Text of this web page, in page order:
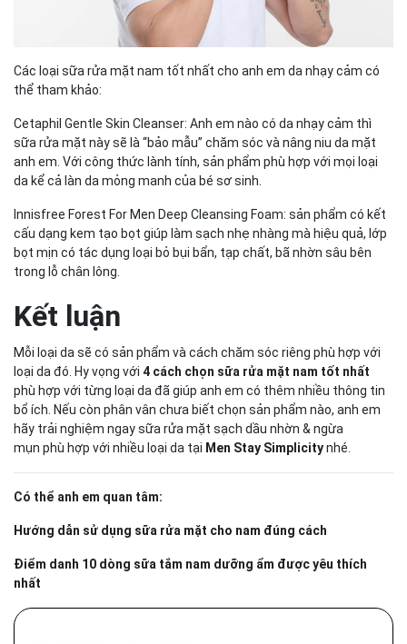
Các loại sữa rửa mặt nam tốt nhất cho anh em da nhạy cảm có
thể tham khảo:
Cetaphil Gentle Skin Cleanser: Anh em nào có da nhạy cảm thì
sữa rửa mặt này sẽ là “bảo mẫu” chăm sóc và nâng niu da mặt
anh em. Với công thức lành tính, sản phẩm phù hợp với mọi loại
da kể cả làn da mỏng manh của bé sơ sinh.
Innisfree Forest For Men Deep Cleansing Foam: sản phẩm có kết
cấu dạng kem tạo bọt giúp làm sạch nhẹ nhàng mà hiệu quả, lớp
bọt mịn có tác dụng loại bỏ bụi bẩn, tạp chất, bã nhờn sâu bên
trong lỗ chân lông.
Kết luận
Mỗi loại da sẽ có sản phẩm và cách chăm sóc riêng phù hợp với
loại da đó. Hy vọng với 4 cách chọn sữa rửa mặt nam tốt nhất
phù hợp với từng loại da đã giúp anh em có thêm nhiều thông tin
bổ ích. Nếu còn phân vân chưa biết chọn sản phẩm nào, anh em
hãy trải nghiệm ngay sữa rửa mặt sạch dầu nhờn & ngừa
mụn phù hợp với nhiều loại da tại Men Stay Simplicitynhé.
Có thể anh em quan tâm:
Hướng dẫn sử dụng sữa rửa mặt cho nam đúng cách
Điểm danh 10 dòng sữa tắm nam dưỡng ẩm được yêu thích
nhất